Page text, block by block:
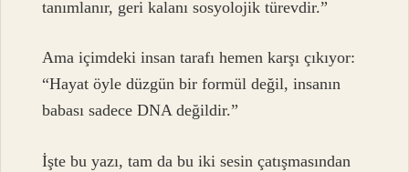
tanımlanır, geri kalanı sosyolojik türevdir.”
Ama içimdeki insan tarafı hemen karşı çıkıyor:
“Hayat öyle düzgün bir formül değil, insanın
babası sadece DNA değildir.”
İşte bu yazı, tam da bu iki sesin çatışmasından